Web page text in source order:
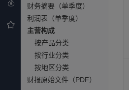
财务摘要（单季度）
利润表（单季度）
主营构成
按产品分类
按行业分类
按地区分类
财报原始文件（PDF）